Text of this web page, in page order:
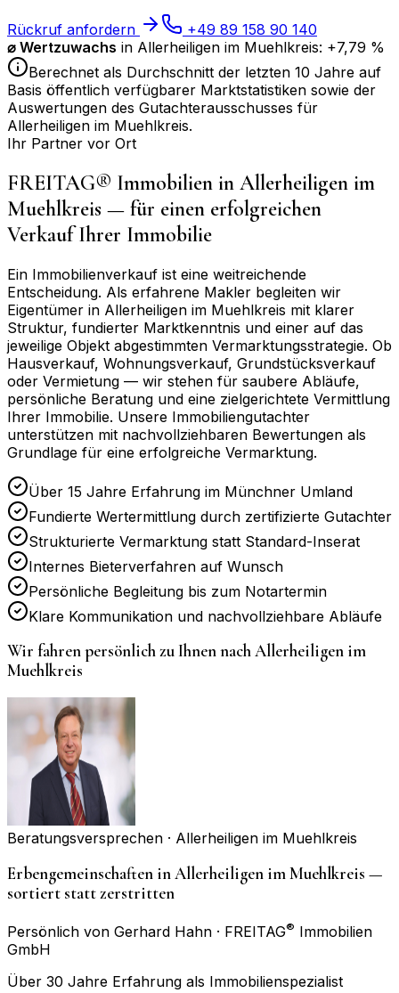
Rückruf anfordern
+49 89 158 90 140
⌀ Wertzuwachs in Allerheiligen im Muehlkreis: +7,79 %
Berechnet als Durchschnitt der letzten 10 Jahre auf
Basis öffentlich verfügbarer Marktstatistiken sowie der
Auswertungen des Gutachterausschusses für
Allerheiligen im Muehlkreis.
Ihr Partner vor Ort
FREITAG® Immobilien in Allerheiligen im
Muehlkreis — für einen erfolgreichen
Verkauf Ihrer Immobilie
Ein Immobilienverkauf ist eine weitreichende
Entscheidung. Als erfahrene Makler begleiten wir
Eigentümer in Allerheiligen im Muehlkreis mit klarer
Struktur, fundierter Marktkenntnis und einer auf das
jeweilige Objekt abgestimmten Vermarktungsstrategie. Ob
Hausverkauf, Wohnungsverkauf, Grundstücksverkauf
oder Vermietung — wir stehen für saubere Abläufe,
persönliche Beratung und eine zielgerichtete Vermittlung
Ihrer Immobilie. Unsere Immobiliengutachter
unterstützen mit nachvollziehbaren Bewertungen als
Grundlage für eine erfolgreiche Vermarktung.
Über 15 Jahre Erfahrung im Münchner Umland
Fundierte Wertermittlung durch zertifizierte Gutachter
Strukturierte Vermarktung statt Standard-Inserat
Internes Bieterverfahren auf Wunsch
Persönliche Begleitung bis zum Notartermin
Klare Kommunikation und nachvollziehbare Abläufe
Wir fahren persönlich zu Ihnen nachAllerheiligen im
Muehlkreis
Beratungsversprechen · Allerheiligen im Muehlkreis
Erbengemeinschaften in Allerheiligen im Muehlkreis —
sortiert statt zerstritten
Persönlich von Gerhard Hahn · FREITAG® Immobilien
GmbH
Über 30 Jahre Erfahrung als Immobilienspezialist